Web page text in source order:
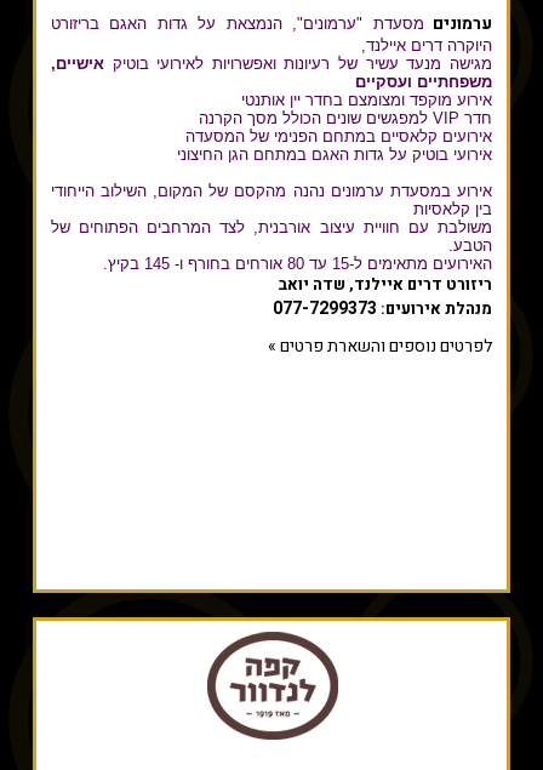
ערמונים מסעדת "ערמונים", הנמצאת על גדות האגם בריזורט
היוקרה דרים איילנד,
מגישה מנעד עשיר של רעיונות ואפשרויות לאירועי בוטיקאישיים,
משפחתיים ועסקיים
אירוע מוקפד ומצומצם בחדר יין אותנטי
חדר VIPלמפגשים שונים הכולל מסך הקרנה
אירועים קלאסיים במתחם הפנימי של המסעדה
אירועי בוטיק על גדות האגם במתחם הגן החיצוני
אירוע במסעדת ערמונים נהנה מהקסם של המקום, השילוב הייחודי
בין קלאסיות
משולבת עם חוויית עיצוב אורבנית, לצד המרחבים הפתוחים של
הטבע.
האירועים מתאימים ל-15 עד 80 אורחים בחורף ו- 145 בקיץ.
ריזורט דרים איילנד, שדה יואב
מנהלת אירועים: 077-7299373
לפרטים נוספים והשארת פרטים »